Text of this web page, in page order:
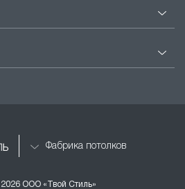
Фабрика потолков
ООО «Твой Стиль»